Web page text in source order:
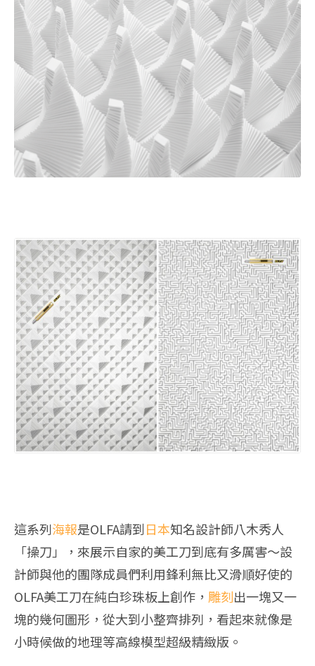
這系列海報是OLFA請到日本知名設計師八木秀人
「操刀」，來展示自家的美工刀到底有多厲害～設
計師與他的團隊成員們利用鋒利無比又滑順好使的
OLFA美工刀在純白珍珠板上創作， 雕刻出一塊又一
塊的幾何圖形，從大到小整齊排列，看起來就像是
小時候做的地理等高線模型超級精緻版。